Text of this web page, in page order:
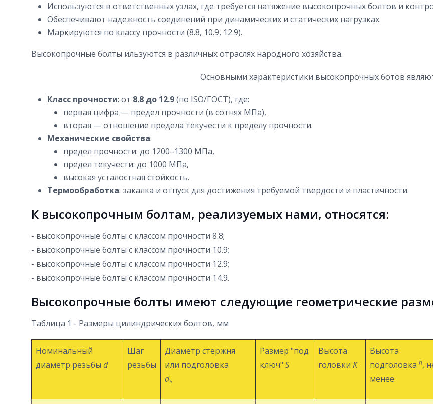
Используются в ответственных узлах, где требуется натяжение высокопрочных болтов и
Обеспечивают надежность соединений при динамических и статических нагрузках.
Маркируются по классу прочности (8.8, 10.9, 12.9).
Высокопрочные болты ильзуются в различных отраслях народного хозяйства.
Основными характеристики высокопрочных ботов
Класс прочности: от 8.8 до 12.9(по ISO/ГОСТ), где:
первая цифра — предел прочности (в сотнях МПа),
вторая — отношение предела текучести к пределу прочности.
Механические свойства:
предел прочности: до 1200–1300 МПа,
предел текучести: до 1000 МПа,
высокая усталостная стойкость.
Термообработка: закалка и отпуск для достижения требуемой твердости и пластичности.
К высокопрочным болтам, реализуемых нами, относятся:
- высокопрочные болты с классом прочности 8.8;
- высокопрочные болты с классом прочности 10.9;
- высокопрочные болты с классом прочности 12.9;
- высокопрочные болты с классом прочности 14.9.
Высокопрочные болты имеют следующие геометрические
Таблица 1 - Размеры цилиндрических болтов, мм
Номинальный
диаметр резьбы d
Шаг
резьбы
Диаметр стержня
или подголовка
ds
Размер "под
ключ" S
Высота
головки K
Высота
подголовка h,
менее